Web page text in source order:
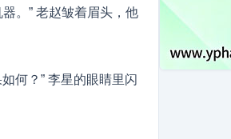
。” 老赵皱着眉头，他
何？” 李星的眼睛里闪